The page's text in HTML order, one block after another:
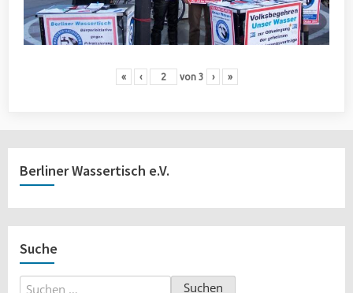
« ‹ von 3 › »
Berliner Wassertisch e.V.
Suche
Suchen